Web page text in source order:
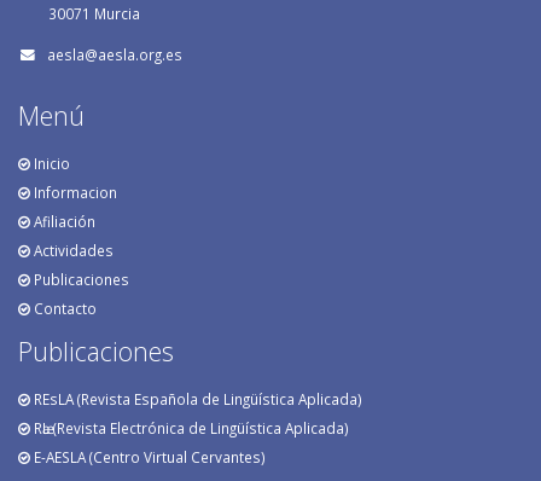
30071 Murcia
aesla@aesla.org.es
Menú
Inicio
Informacion
Afiliación
Actividades
Publicaciones
Contacto
Publicaciones
REsLA (Revista Española de Lingüística Aplicada)
RӕL (Revista Electrónica de Lingüística Aplicada)
E-AESLA (Centro Virtual Cervantes)